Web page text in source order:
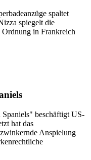
spaltet
spiegelt die
in Frankreich
beschäftigt US-
hat das
Anspielung